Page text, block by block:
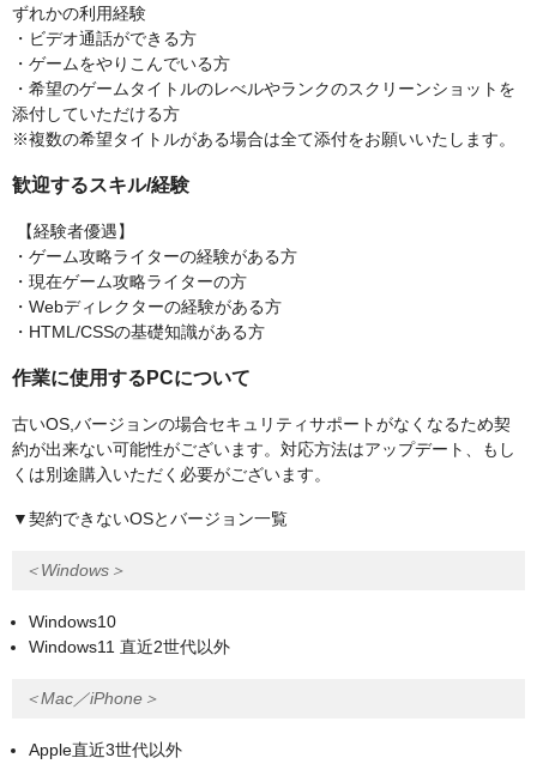
ずれかの利用経験
・ビデオ通話ができる方
・ゲームをやりこんでいる方
・希望のゲームタイトルのレべルやランクのスクリーンショットを
添付していただける方
※複数の希望タイトルがある場合は全て添付をお願いいたします。
歓迎するスキル/経験
【経験者優遇】
・ゲーム攻略ライターの経験がある方
・現在ゲーム攻略ライターの方
・Webディレクターの経験がある方
・HTML/CSSの基礎知識がある方
作業に使用するPCについて
古いOS,バージョンの場合セキュリティサポートがなくなるため契
約が出来ない可能性がございます。対応方法はアップデート、もし
くは別途購入いただく必要がございます。
▼契約できないOSとバージョン一覧
＜Windows＞
Windows10
Windows11 直近2世代以外
＜Mac／iPhone＞
Apple直近3世代以外